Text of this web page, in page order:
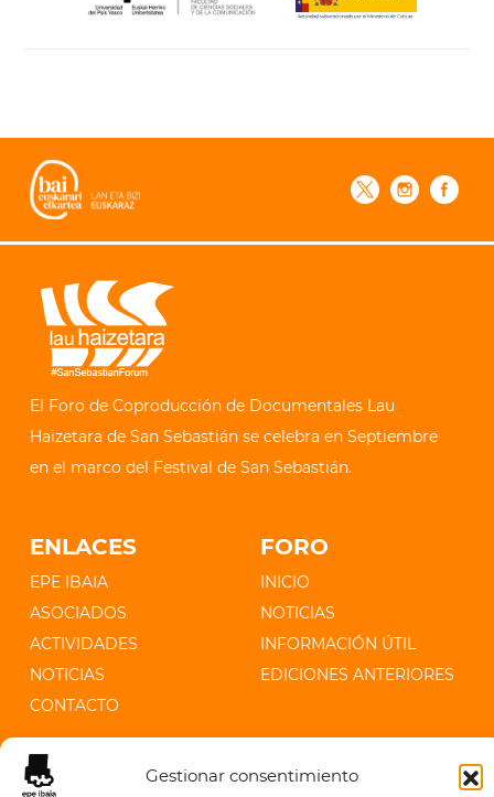
Gestionar consentimiento
El Foro de Coproducción de Documentales Lau
Haizetara de San Sebastián se celebra en Septiembre
en el marco del Festival de San Sebastián.
ENLACES
EPE IBAIA
ASOCIADOS
ACTIVIDADES
NOTICIAS
CONTACTO
FORO
INICIO
NOTICIAS
INFORMACIÓN ÚTIL
EDICIONES ANTERIORES
CONTACTO